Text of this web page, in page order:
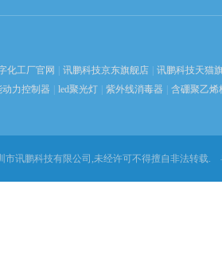
化工厂官网 讯鹏科技京东旗舰店
讯鹏科技天猫
动力控制器 led聚光灯 紫外线消毒器 含硼聚乙烯
市讯鹏科技有限公司,未经许可不得擅自非法转载.